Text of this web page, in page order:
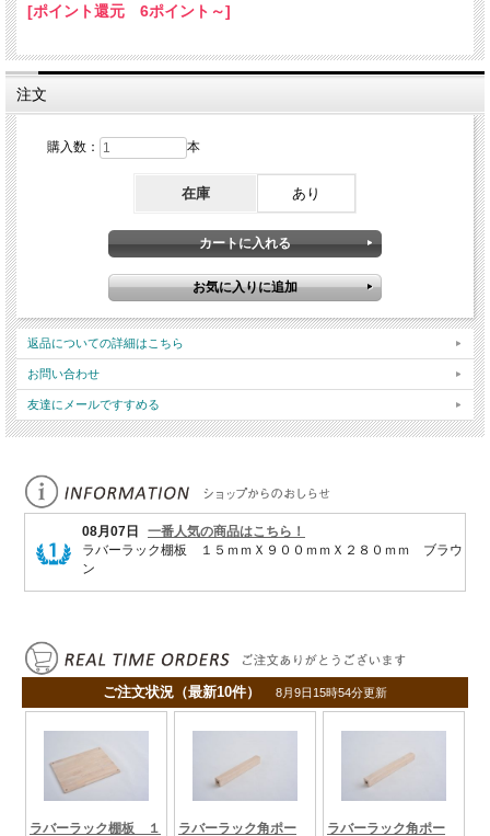
[ポイント還元 6ポイント～]
注文
購入数： 本
在庫 あり
返品についての詳細はこちら
お問い合わせ
友達にメールですすめる